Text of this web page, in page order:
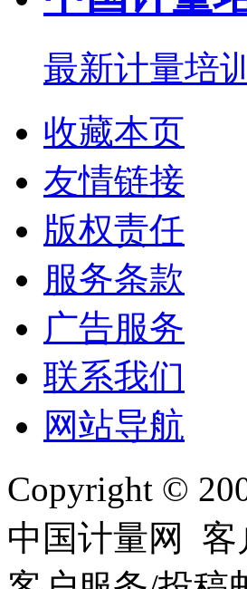
最新计量培
收藏本页
友情链接
版权责任
服务条款
广告服务
联系我们
网站导航
Copyright ©
中国计量网 客